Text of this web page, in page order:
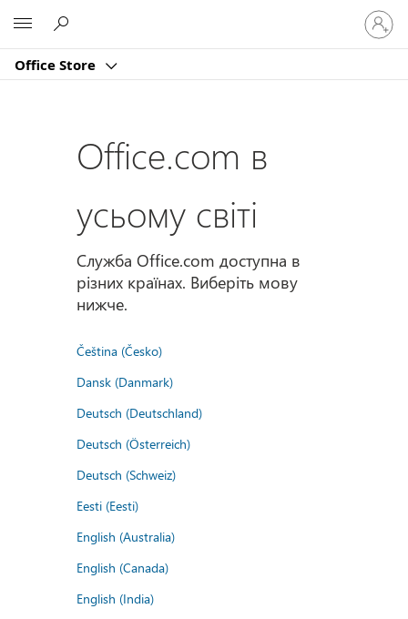
Office Store
свій
запис
Office.com в
усьому світі
Служба Office.com доступна в
різних країнах. Виберіть мову
нижче.
Čeština (Česko)
Dansk (Danmark)
Deutsch (Deutschland)
Deutsch (Österreich)
Deutsch (Schweiz)
Eesti (Eesti)
English (Australia)
English (Canada)
English (India)